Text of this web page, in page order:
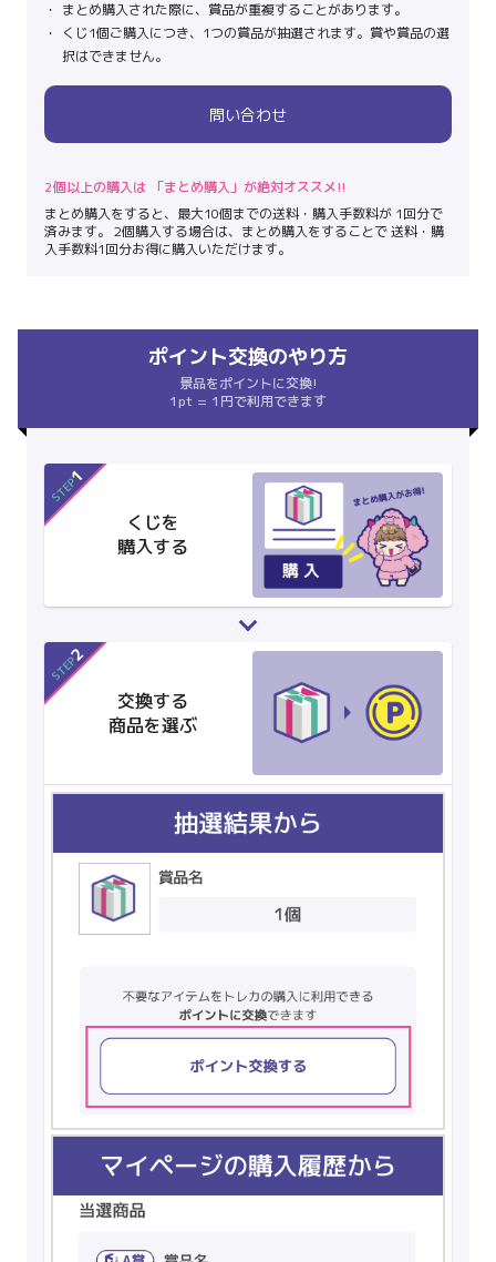
まとめ購入された際に、賞品が重複することがあります。
くじ1個ご購入につき、1つの賞品が抽選されます。賞や賞品の選
択はできません。
問い合わせ
2個以上の購入は 「まとめ購入」が絶対オススメ!!
まとめ購入をすると、最大10個までの送料・購入手数料が 1回分で
済みます。 2個購入する場合は、まとめ購入をすることで 送料・購
入手数料1回分お得に購入いただけます。
ポイント交換のやり方
景品をポイントに交換!
1pt = 1円で利用できます
STEP1
くじを
購入する
STEP2
交換する
商品を選ぶ